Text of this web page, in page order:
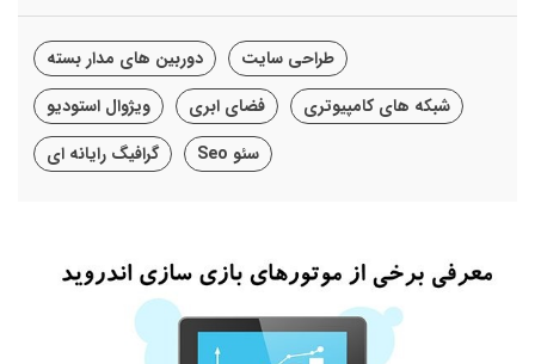
طراحی سایت
دوربین های مدار بسته
شبکه های کامپیوتری
فضای ابری
ویژوال استودیو
سئو Seo
گرافیگ رایانه ای